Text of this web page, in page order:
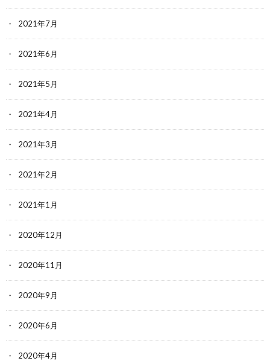
2021年7月
2021年6月
2021年5月
2021年4月
2021年3月
2021年2月
2021年1月
2020年12月
2020年11月
2020年9月
2020年6月
2020年4月